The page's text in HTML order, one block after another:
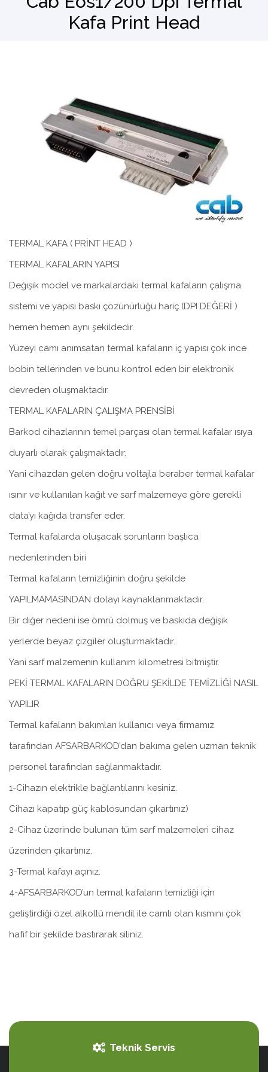
Barkod OkuyucuKafa Print Head
TERMAL KAFA ( PRİNT HEAD )
TERMAL KAFALARIN YAPISI
Değişik model ve markalardaki termal kafaların çalışma
sistemi ve yapısı baskı çözünürlüğü hariç (DPI DEĞERİ )
hemen hemen aynı şekildedir.
Yüzeyi camı anımsatan termal kafaların iç yapısı çok ince
bobin tellerinden ve bunu kontrol eden bir elektronik
devreden oluşmaktadır.
TERMAL KAFALARIN ÇALIŞMA PRENSİBİ
Barkod cihazlarının temel parçası olan termal kafalar ısıya
duyarlı olarak çalışmaktadır.
Yani cihazdan gelen doğru voltajla beraber termal kafalar
ısınır ve kullanılan kağıt ve sarf malzemeye göre gerekli
data’yı kağıda transfer eder.
Termal kafalarda oluşacak sorunların başlıca
nedenlerinden biri
Termal kafaların temizliğinin doğru şekilde
YAPILMAMASINDAN dolayı kaynaklanmaktadır.
Bir diğer nedeni ise ömrü dolmuş ve baskıda değişik
yerlerde beyaz çizgiler oluşturmaktadır..
Yani sarf malzemenin kullanım kilometresi bitmiştir.
PEKİ TERMAL KAFALARIN DOĞRU ŞEKİLDE TEMİZLİĞİ NASIL
YAPILIR
Termal kafaların bakımları kullanıcı veya firmamız
tarafından AFSARBARKOD’dan bakıma gelen uzman teknik
personel tarafından sağlanmaktadır.
1-Cihazın elektrikle bağlantılarını kesiniz.
Cihazı kapatıp güç kablosundan çıkartınız)
2-Cihaz üzerinde bulunan tüm sarf malzemeleri cihaz
üzerinden çıkartınız.
3-Termal kafayı açınız.
4-AFSARBARKOD’un termal kafaların temizliği için
geliştirdiği özel alkollü mendil ile camlı olan kısmını çok
hafif bir şekilde bastırarak siliniz.
Teknik Servis